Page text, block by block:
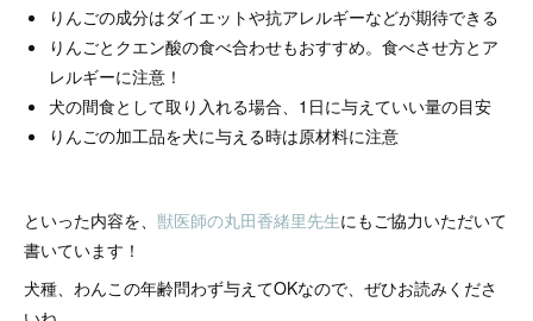
りんごの成分はダイエットや抗アレルギーなどが期待できる
りんごとクエン酸の食べ合わせもおすすめ。食べさせ方とア
レルギーに注意！
犬の間食として取り入れる場合、1日に与えていい量の目安
りんごの加工品を犬に与える時は原材料に注意
といった内容を、 獣医師の丸田香緒里先生にもご協力いただいて
書いています！
犬種、わんこの年齢問わず与えてOKなので、ぜひお読みくださ